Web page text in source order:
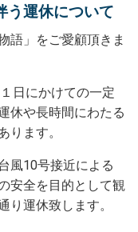
う運休について
語」をご愛顧頂きま
日にかけての一定
休や長時間にわたる
ります。
風10号接近による
安全を目的として観
り運休致します。